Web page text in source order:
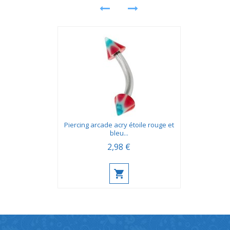
Piercing arcade acry étoile rouge et
bleu...
2,98 €